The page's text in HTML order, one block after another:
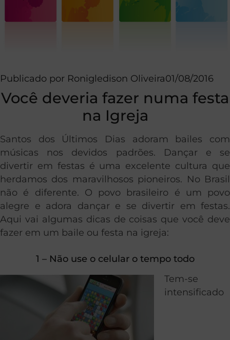
Publicado por Ronigledison Oliveira01/08/2016
Você deveria fazer numa festa
na Igreja
Santos dos Últimos Dias adoram bailes com
músicas nos devidos padrões. Dançar e se
divertir em festas é uma excelente cultura que
herdamos dos maravilhosos pioneiros. No Brasil
não é diferente. O povo brasileiro é um povo
alegre e adora dançar e se divertir em festas.
Aqui vai algumas dicas de coisas que você deve
fazer em um baile ou festa na igreja:
1 – Não use o celular o tempo todo
Tem-se
intensificado